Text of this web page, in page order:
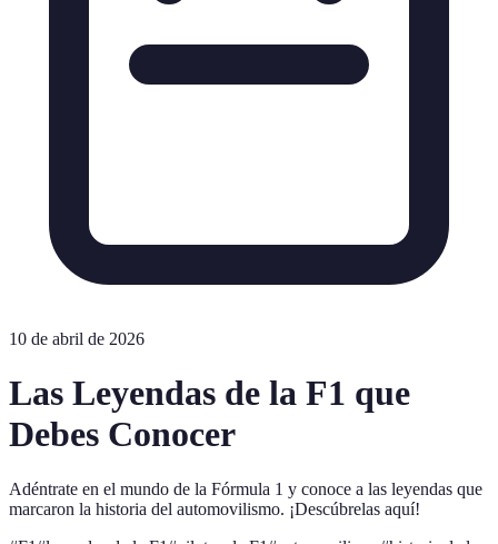
10 de abril de 2026
Las Leyendas de la F1 que
Debes Conocer
Adéntrate en el mundo de la Fórmula 1 y conoce a las leyendas que
marcaron la historia del automovilismo. ¡Descúbrelas aquí!